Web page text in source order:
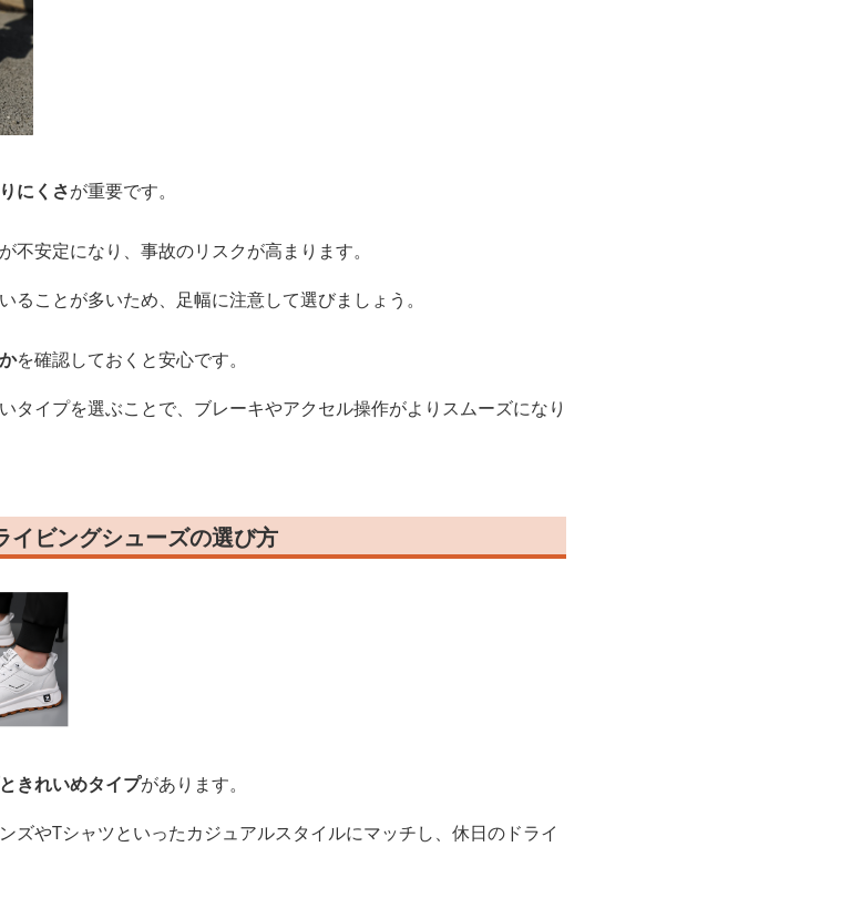
にくさが重要です。
安定になり、事故のリスクが高まります。
ことが多いため、足幅に注意して選びましょう。
を確認しておくと安心です。
タイプを選ぶことで、ブレーキやアクセル操作がよりスムーズになり
イビングシューズの選び方
きれいめタイプがあります。
ズやTシャツといったカジュアルスタイルにマッチし、休日のドライ